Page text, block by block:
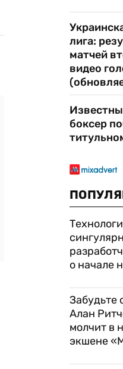
лига:
матчей
видео
боксер
о начале
Забудьте
Алан
молчит в
экшене